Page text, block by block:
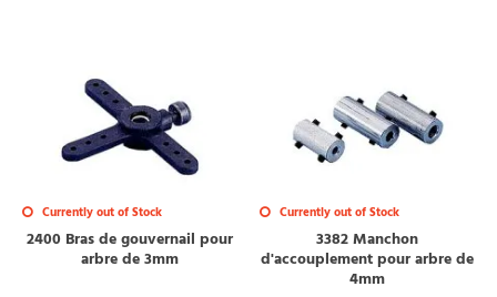
Currently out of Stock
2400 Bras de gouvernail pour
arbre de 3mm
Currently out of Stock
3382 Manchon
d'accouplement pour arbre de
4mm